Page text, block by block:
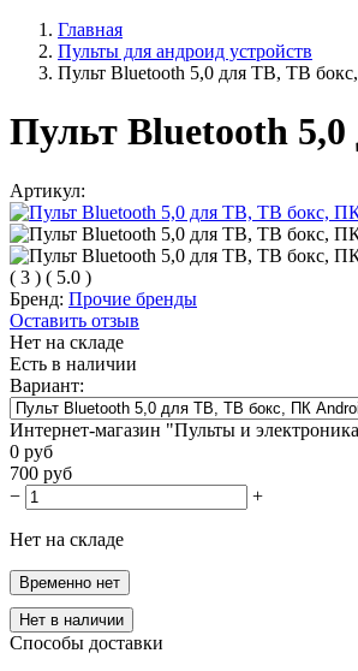
Главная
Пульты для андроид устройств
Пульт Bluetooth 5,0 для ТВ, ТВ
Пульт Bluetooth
Артикул:
( 3 ) ( 5.0 )
Бренд: Прочие бренды
Оставить отзыв
Нет на складе
Есть в наличии
Вариант:
Интернет-магазин "Пульты и
0 руб
700 руб
−
+
Нет на складе
Временно нет
Нет в наличии
Способы доставки